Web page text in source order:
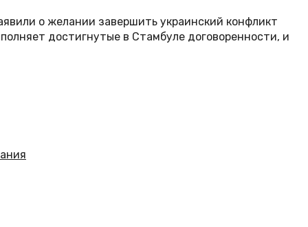
о желании завершить украинский конфликт
достигнутые в Стамбуле договоренности, и